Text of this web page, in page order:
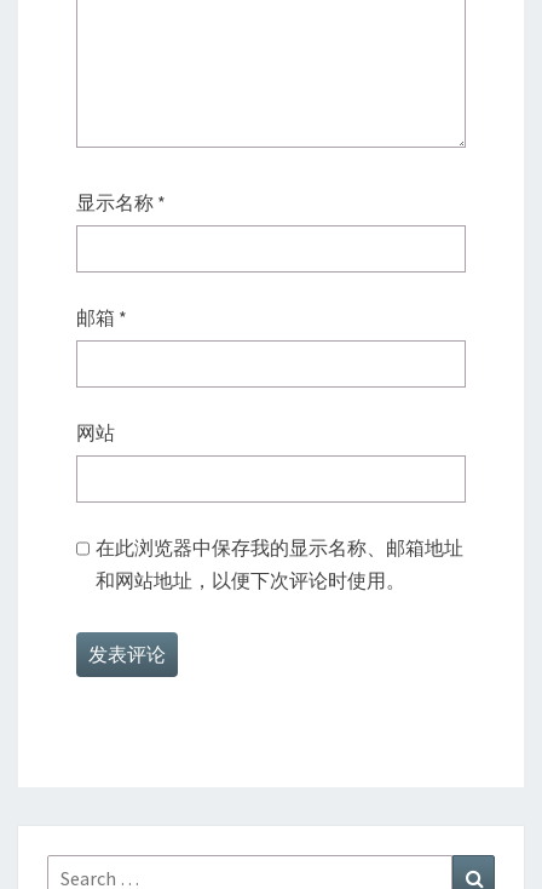
显示名称 *
邮箱 *
网站
在此浏览器中保存我的显示名称、邮箱地址
和网站地址，以便下次评论时使用。
Search